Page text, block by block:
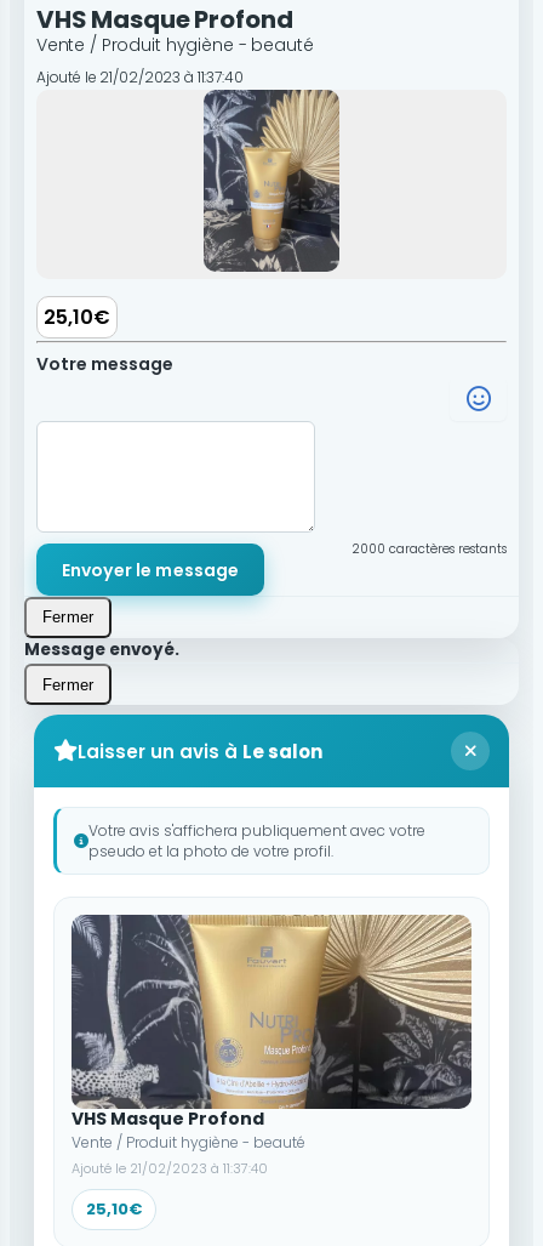
VHS Masque Profond
Vente / Produit hygiène - beauté
Ajouté le 21/02/2023 à 11:37:40
25,10€
Votre message
2000 caractères restants
Envoyer le message
Fermer
Message envoyé.
Fermer
Laisser un avis à Le salon
Votre avis s'affichera publiquement avec votre
pseudo et la photo de votre profil.
VHS Masque Profond
Vente / Produit hygiène - beauté
Ajouté le 21/02/2023 à 11:37:40
25,10€